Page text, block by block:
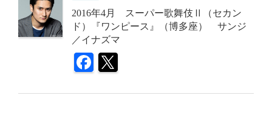
2016年4月 スーパー歌舞伎Ⅱ（セカン
ド）『ワンピース』（博多座） サンジ
／イナズマ